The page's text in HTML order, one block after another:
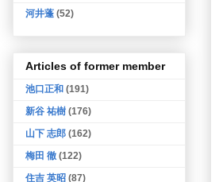
河井蓬 (52)
Articles of former member
池口正和 (191)
新谷 祐樹 (176)
山下 志郎 (162)
梅田 徹 (122)
住吉 英昭 (87)